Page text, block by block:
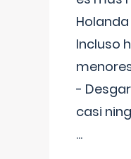
Incluso
-
casi
...